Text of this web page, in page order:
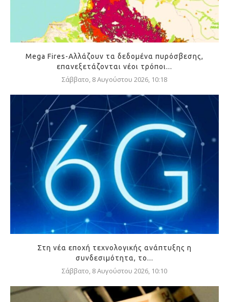
Mega Fires-Αλλάζουν τα δεδομένα πυρόσβεσης,
επανεξετάζονται νέοι τρόποι...
Σάββατο, 8 Αυγούστου 2026, 10:18
Στη νέα εποχή τεχνολογικής ανάπτυξης η
συνδεσιμότητα, το...
Σάββατο, 8 Αυγούστου 2026, 10:10